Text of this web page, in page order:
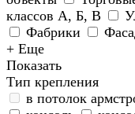
классов А, Б, В
Фабрики
+ Еще
Показать
Тип крепления
в потолок